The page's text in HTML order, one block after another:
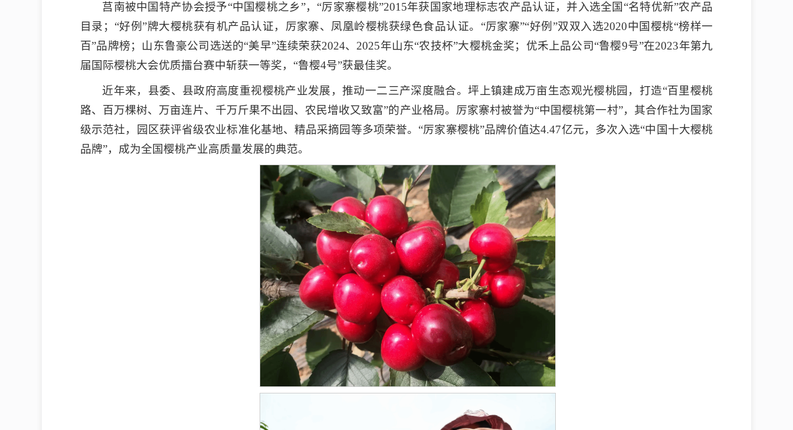
莒南被中国特产协会授予“中国樱桃之乡”，“厉家寨樱桃”2015年获国家地理标志农产品认证，并入选全国“名特优新”农产品
目录；“好例”牌大樱桃获有机产品认证，厉家寨、凤凰岭樱桃获绿色食品认证。“厉家寨”“好例”双双入选2020中国樱桃“榜样一
百”品牌榜；山东鲁豪公司选送的“美早”连续荣获2024、2025年山东“农技杯”大樱桃金奖；优禾上品公司“鲁樱9号”在2023年第九
届国际樱桃大会优质擂台赛中斩获一等奖，“鲁樱4号”获最佳奖。
近年来，县委、县政府高度重视樱桃产业发展，推动一二三产深度融合。坪上镇建成万亩生态观光樱桃园，打造“百里樱桃
路、百万棵树、万亩连片、千万斤果不出园、农民增收又致富”的产业格局。厉家寨村被誉为“中国樱桃第一村”，其合作社为国家
级示范社，园区获评省级农业标准化基地、精品采摘园等多项荣誉。“厉家寨樱桃”品牌价值达4.47亿元，多次入选“中国十大樱桃
品牌”，成为全国樱桃产业高质量发展的典范。